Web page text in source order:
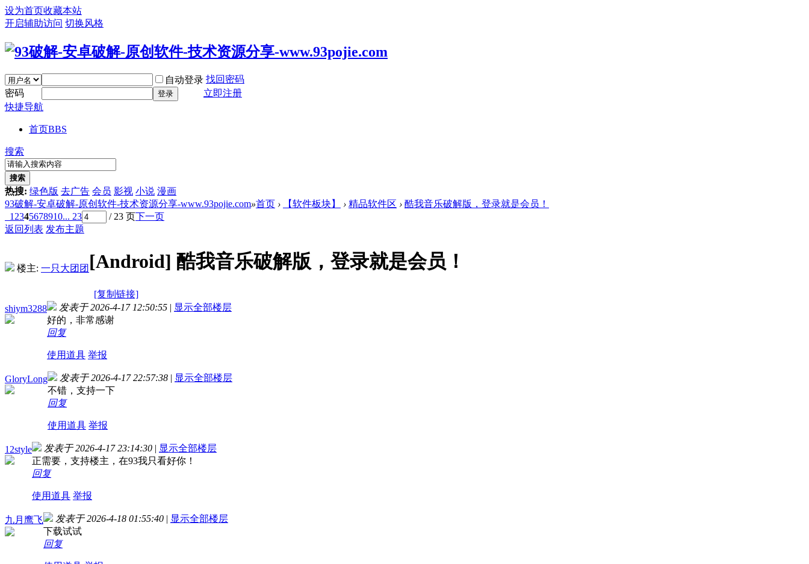
设为首页收藏本站
开启辅助访问 切换风格
自动登录 找回密码
密码
登录
立即注册
快捷导航
首页BBS
搜索
搜索
热搜: 绿色版 去广告 会员 影视 小说 漫画
93破解-安卓破解-原创软件-技术资源分享-www.93pojie.com»首页 › 【软件板块】 › 精品软件区 › 酷我音乐破解版，登录就是会员！
1 2345678910... 23 / 23 页下一页
返回列表 发布主题
楼主: 一只大团团 [Android] 酷我音乐破解版，登录就是会员！
[复制链接]
shiym3288
发表于 2026-4-17 12:50:55 | 显示全部楼层
好的，非常感谢
回复
使用道具 举报
GloryLong 发表于 2026-4-17 22:57:38 | 显示全部楼层
不错，支持一下
回复
使用道具 举报
12style 发表于 2026-4-17 23:14:30 | 显示全部楼层
正需要，支持楼主，在93我只看好你！
回复
使用道具 举报
九月鹰飞 发表于 2026-4-18 01:55:40 | 显示全部楼层
下载试试
回复